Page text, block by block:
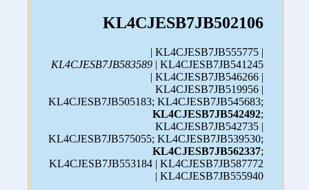
KL4CJESB7JB502106
| KL4CJESB7JB555775 |
KL4CJESB7JB583589 | KL4CJESB7JB541245
| KL4CJESB7JB546266 |
KL4CJESB7JB519956 |
KL4CJESB7JB505183; KL4CJESB7JB545683;
KL4CJESB7JB542492;
KL4CJESB7JB542735 |
KL4CJESB7JB575055; KL4CJESB7JB539530;
KL4CJESB7JB562337;
KL4CJESB7JB553184 | KL4CJESB7JB587772
| KL4CJESB7JB555940